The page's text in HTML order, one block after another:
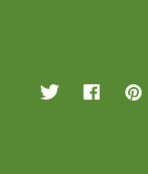
Twitter Facebook